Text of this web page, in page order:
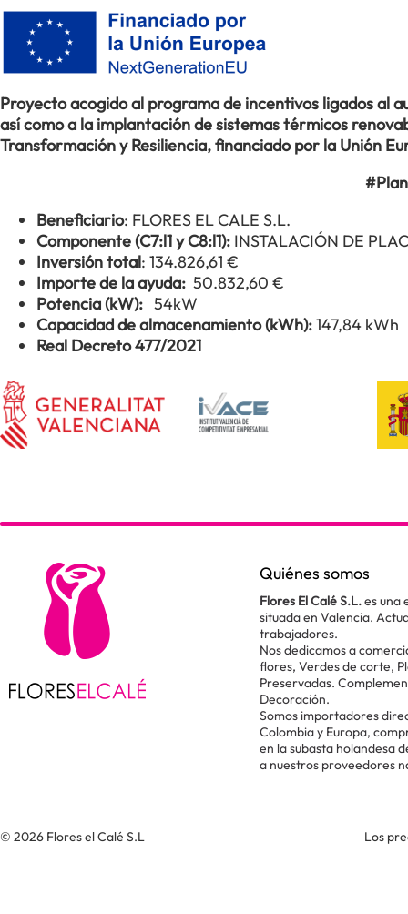
Proyecto acogido al programa de incentivos ligados al
así como a la implantación de sistemas térmicos
Transformación y Resiliencia, financiado por la Unión
Beneficiario: FLORES EL CALE S.L.
Componente (C7:l1 y C8:l1): INSTALACIÓN DE
Inversión total: 134.826,61 €
Importe de la ayuda: 50.832,60 €
Potencia (kW): 54kW
Capacidad de almacenamiento (kWh):147,84 kWh
Real Decreto 477/2021
Quiénes somos
Flores El Calé S.L.es una
situada en Valencia.
trabajadores.
Nos dedicamos a
flores, Verdes de corte,
Preservadas.
Decoración.
Somos importadores
Colombia y Europa,
en la subasta holandesa
a nuestros proveedores
© 2026 Flores el Calé S.L Los